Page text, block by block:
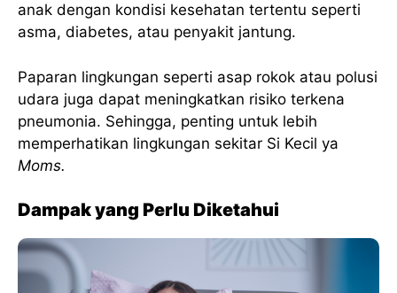
anak dengan kondisi kesehatan tertentu seperti
asma, diabetes, atau penyakit jantung.
Paparan lingkungan seperti asap rokok atau polusi
udara juga dapat meningkatkan risiko terkena
pneumonia. Sehingga, penting untuk lebih
memperhatikan lingkungan sekitar Si Kecil ya
Moms.
Dampak yang Perlu Diketahui